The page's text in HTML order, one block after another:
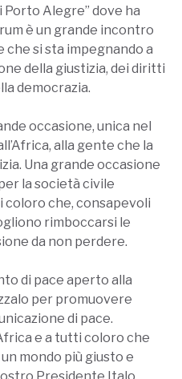
Porto Alegre” dove ha
è un grande incontro
che si sta impegnando a
della giustizia, dei diritti
democrazia.
occasione, unica nel
alla gente che la
Una grande occasione
la società civile
coloro che, consapevoli
rimboccarsi le
da non perdere.
di pace aperto alla
per promuovere
di pace.
e a tutti coloro che
mondo più giusto e